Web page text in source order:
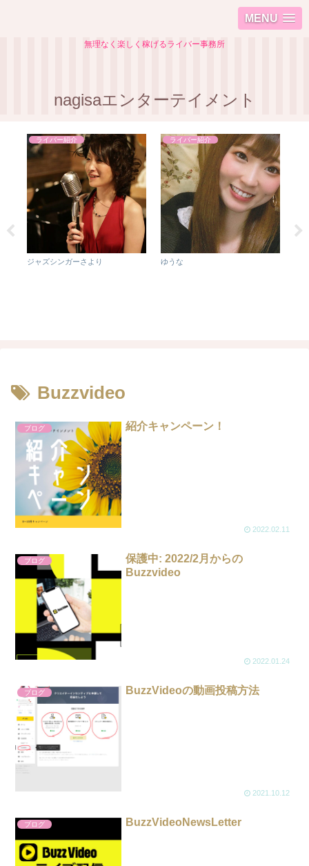
MENU
無理なく楽しく稼げるライバー事務所
nagisaエンターテイメント
ライバー紹介
ジャズシンガーさより
ライバー紹介
ゆうな
Buzzvideo
ブログ 紹介キャンペーン！
2022.02.11
ブログ
保護中: 2022/2月からの
Buzzvideo
2022.01.24
ブログ BuzzVideoの動画投稿方法
2021.10.12
ブログ BuzzVideoNewsLetter